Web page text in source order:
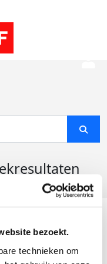
bezoekt.
technieken om